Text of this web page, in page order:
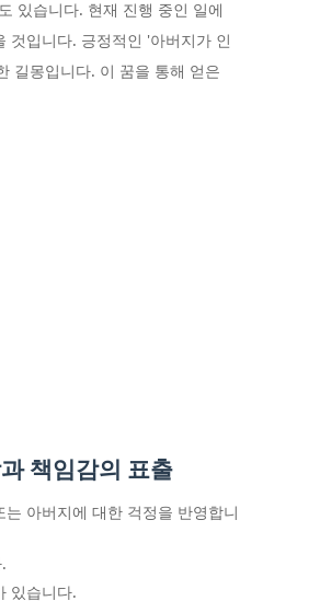
있습니다. 현재 진행 중인 일에
것입니다. 긍정적인 '아버지가 인
길몽입니다. 이 꿈을 통해 얻은
책임감의 표출
아버지에 대한 걱정을 반영합니
있습니다.